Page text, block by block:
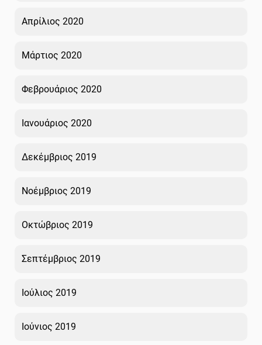
Απρίλιος 2020
Μάρτιος 2020
Φεβρουάριος 2020
Ιανουάριος 2020
Δεκέμβριος 2019
Νοέμβριος 2019
Οκτώβριος 2019
Σεπτέμβριος 2019
Ιούλιος 2019
Ιούνιος 2019